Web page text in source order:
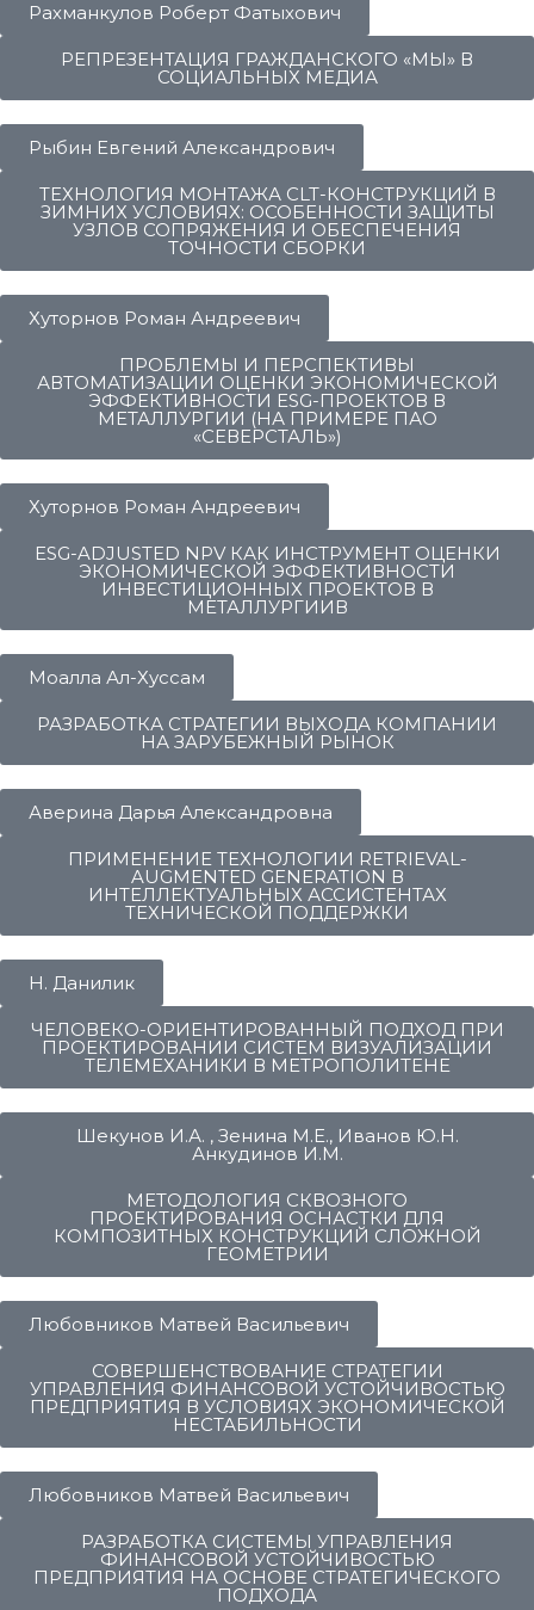
Рахманкулов Роберт Фатыхович
РЕПРЕЗЕНТАЦИЯ ГРАЖДАНСКОГО «МЫ» В
СОЦИАЛЬНЫХ МЕДИА
Рыбин Евгений Александрович
ТЕХНОЛОГИЯ МОНТАЖА CLT-КОНСТРУКЦИЙ В
ЗИМНИХ УСЛОВИЯХ: ОСОБЕННОСТИ ЗАЩИТЫ
УЗЛОВ СОПРЯЖЕНИЯ И ОБЕСПЕЧЕНИЯ
ТОЧНОСТИ СБОРКИ
Хуторнов Роман Андреевич
ПРОБЛЕМЫ И ПЕРСПЕКТИВЫ
АВТОМАТИЗАЦИИ ОЦЕНКИ ЭКОНОМИЧЕСКОЙ
ЭФФЕКТИВНОСТИ ESG-ПРОЕКТОВ В
МЕТАЛЛУРГИИ (НА ПРИМЕРЕ ПАО
«СЕВЕРСТАЛЬ»)
Хуторнов Роман Андреевич
ESG-ADJUSTED NPV КАК ИНСТРУМЕНТ ОЦЕНКИ
ЭКОНОМИЧЕСКОЙ ЭФФЕКТИВНОСТИ
ИНВЕСТИЦИОННЫХ ПРОЕКТОВ В
МЕТАЛЛУРГИИВ
Моалла Ал-Хуссам
РАЗРАБОТКА СТРАТЕГИИ ВЫХОДА КОМПАНИИ
НА ЗАРУБЕЖНЫЙ РЫНОК
Аверина Дарья Александровна
ПРИМЕНЕНИЕ ТЕХНОЛОГИИ RETRIEVAL-
AUGMENTED GENERATION В
ИНТЕЛЛЕКТУАЛЬНЫХ АССИСТЕНТАХ
ТЕХНИЧЕСКОЙ ПОДДЕРЖКИ
Н. Данилик
ЧЕЛОВЕКО-ОРИЕНТИРОВАННЫЙ ПОДХОД ПРИ
ПРОЕКТИРОВАНИИ СИСТЕМ ВИЗУАЛИЗАЦИИ
ТЕЛЕМЕХАНИКИ В МЕТРОПОЛИТЕНЕ
Шекунов И.А. , Зенина М.Е., Иванов Ю.Н.
Анкудинов И.М.
МЕТОДОЛОГИЯ СКВОЗНОГО
ПРОЕКТИРОВАНИЯ ОСНАСТКИ ДЛЯ
КОМПОЗИТНЫХ КОНСТРУКЦИЙ СЛОЖНОЙ
ГЕОМЕТРИИ
Любовников Матвей Васильевич
СОВЕРШЕНСТВОВАНИЕ СТРАТЕГИИ
УПРАВЛЕНИЯ ФИНАНСОВОЙ УСТОЙЧИВОСТЬЮ
ПРЕДПРИЯТИЯ В УСЛОВИЯХ ЭКОНОМИЧЕСКОЙ
НЕСТАБИЛЬНОСТИ
Любовников Матвей Васильевич
РАЗРАБОТКА СИСТЕМЫ УПРАВЛЕНИЯ
ФИНАНСОВОЙ УСТОЙЧИВОСТЬЮ
ПРЕДПРИЯТИЯ НА ОСНОВЕ СТРАТЕГИЧЕСКОГО
ПОДХОДА